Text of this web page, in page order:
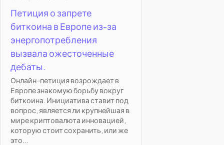
Петиция о запрете
биткоина в Европе из-за
энергопотребления
вызвала ожесточенные
дебаты.
Онлайн-петиция возрождает в
Европе знакомую борьбу вокруг
биткоина. Инициатива ставит под
вопрос, является ли крупнейшая в
мире криптовалюта инновацией,
которую стоит сохранить, или же
это...